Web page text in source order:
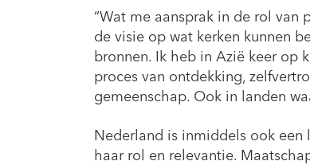
“Wat me aansprak in de rol
de visie op wat kerken kunnen
bronnen. Ik heb in Azië keer op
proces van ontdekking,
gemeenschap. Ook in landen
Nederland is inmiddels ook een
haar rol en relevantie.